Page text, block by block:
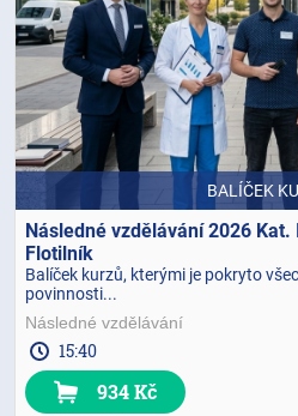
BALÍČEK
Následné vzdělávání 2026
Flotilník
Balíček kurzů, kterými je pokryto
povinnosti...
Následné vzdělávání
15:40
934 Kč